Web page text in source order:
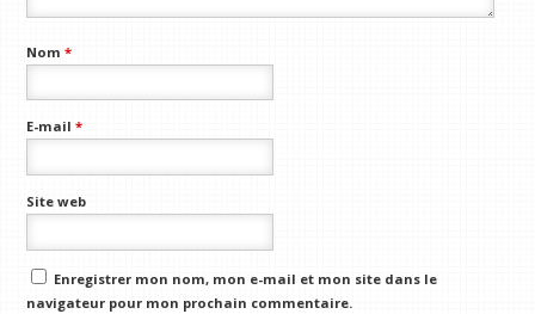
Nom*
E-mail*
Site web
Enregistrer mon nom, mon e-mail et mon site dans le
navigateur pour mon prochain commentaire.